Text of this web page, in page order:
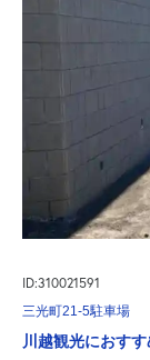
ID:310021591
三光町21-5駐車場
川越観光におす